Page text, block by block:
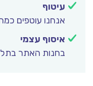
עיטוף
אנחנו עוטפים
איסוף עצמי
בחנות האתר בתל